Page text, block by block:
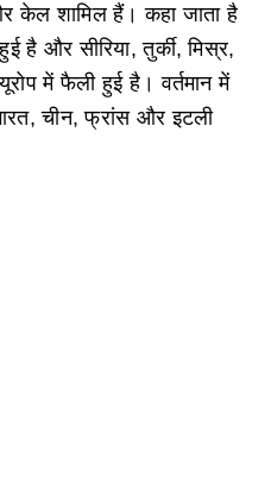
केल शामिल हैं। कहा जाता है
है और सीरिया, तुर्की, मिस्र,
में फैली हुई है। वर्तमान में
चीन, फ्रांस और इटली